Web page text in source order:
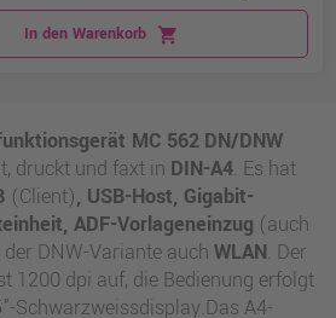
In den Warenkorb shopping_cart
MC 562 DN/DNW
druckt und faxt in DIN-A4. Es hat
(Client), USB-Host, Gigabit-
ADF-Vorlageneinzug (auch
DNW-Variante auch WLAN. Der
1200 dpi auf, die Bedienung erfolgt
Schwarzweissdisplay.Das A4-